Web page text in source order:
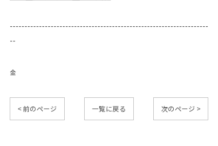
--------------------------------------------------------------------
--
金
< 前のページ 一覧に戻る 次のページ >